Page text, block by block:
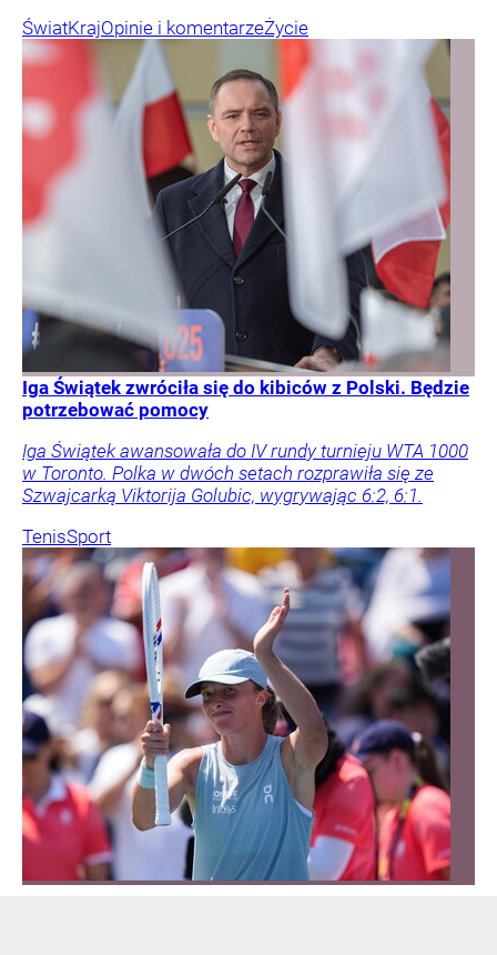
ŚwiatKrajOpinie i komentarzeŻycie
Iga Świątek zwróciła się do kibiców z Polski. Będzie
potrzebować pomocy
Iga Świątek awansowała do IV rundy turnieju WTA 1000
w Toronto. Polka w dwóch setach rozprawiła się ze
Szwajcarką Viktorija Golubic, wygrywając 6:2, 6:1.
TenisSport